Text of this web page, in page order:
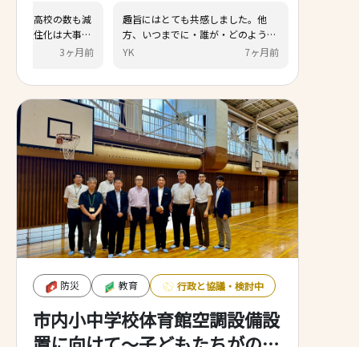
若者向けの店が無いんだから定着す
るわけない笑 秦野駅周辺も居酒屋と
薬局まみれ。今後も秦野はお年寄り
スマ
上智短大がなくなり、高校の
るので東海大学生の定住化は
とおもいます。応援してます
けんけん
防災 教育 行政と協議・検討中
市内小中学校体育館空調設備設